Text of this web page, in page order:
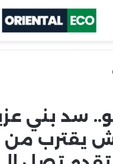
سد بني
يقترب من